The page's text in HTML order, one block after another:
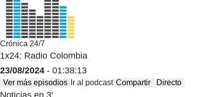
Crónica 24/7
1x24: Radio Colombia
23/08/2024 - 01:38:13
Ver más episodios Ir al podcast Compartir Directo
Noticias en 3′